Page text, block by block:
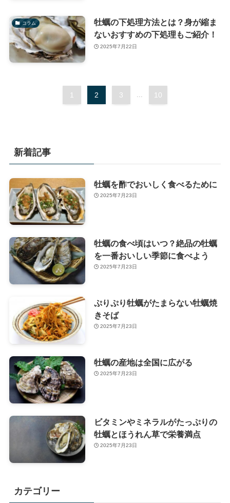
コラム
牡蠣の下処理方法とは？身が縮ま
ないおすすめの下処理もご紹介！
2025年7月22日
1 2 3 ... 10
新着記事
牡蠣を酢でおいしく食べるために
2025年7月23日
牡蠣の食べ頃はいつ？絶品の牡蠣
を一番おいしい季節に食べよう
2025年7月23日
ぷりぷり牡蠣がたまらない牡蠣焼
きそば
2025年7月23日
牡蠣の産地は全国に広がる
2025年7月23日
ビタミンやミネラルがたっぷりの
牡蠣とほうれん草で栄養満点
2025年7月23日
カテゴリー